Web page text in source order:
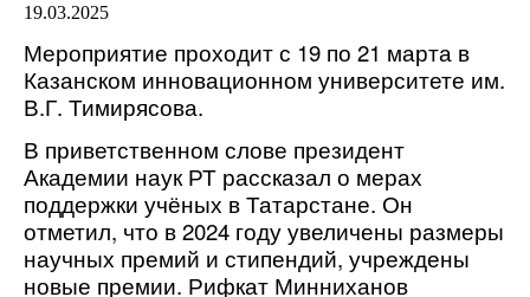
19.03.2025
Мероприятие проходит с 19 по 21 марта в
Казанском инновационном университете им.
В.Г. Тимирясова.
В приветственном слове президент
Академии наук РТ рассказал о мерах
поддержки учёных в Татарстане. Он
отметил, что в 2024 году увеличены размеры
научных премий и стипендий, учреждены
новые премии. Рифкат Минниханов